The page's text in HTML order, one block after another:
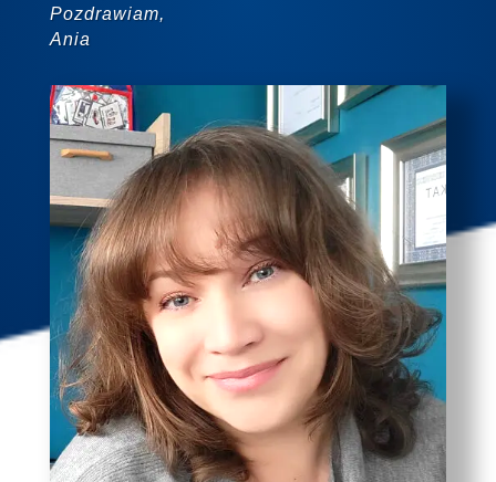
Pozdrawiam,
Ania